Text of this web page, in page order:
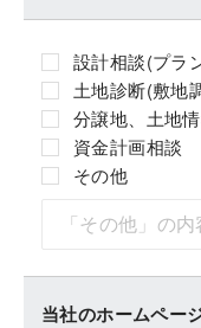
設計相談(プラ
土地診断(敷地
分譲地、土地
資金計画相談
その他
当社のホームペー